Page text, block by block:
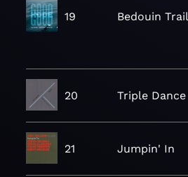
19 Bedouin Trail
20 Triple Dance
21 Jumpin' In